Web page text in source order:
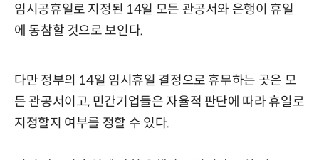
임시공휴일로 지정된 14일 모든 관공서와 은행이 휴일
에 동참할 것으로 보인다.
다만 정부의 14일 임시휴일 결정으로 휴무하는 곳은 모
든 관공서이고, 민간기업들은 자율적 판단에 따라 휴일로
지정할지 여부를 정할 수 있다.